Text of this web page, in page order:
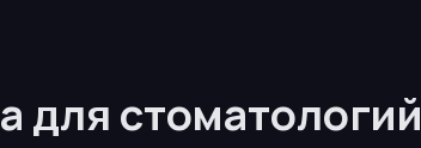
для стоматологий